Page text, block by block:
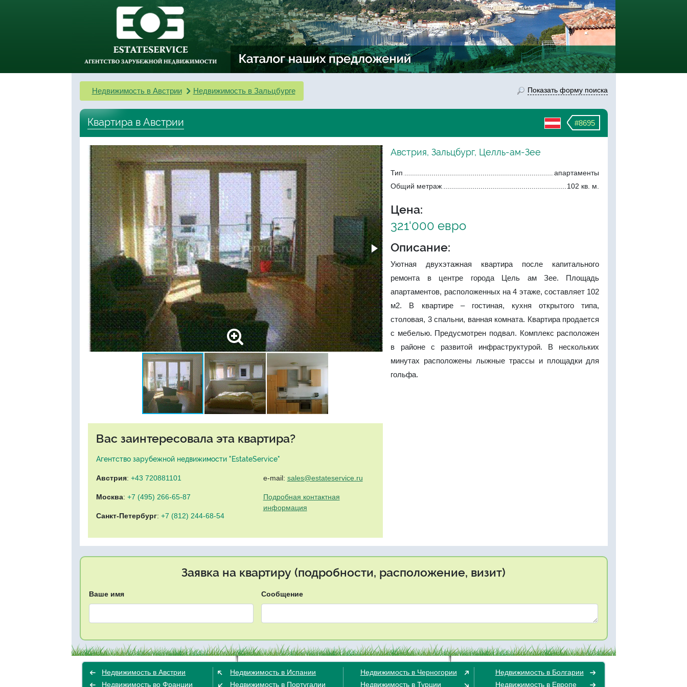
Недвижимость в Австрии Недвижимость в Зальцбурге Показать форму поиска
#8695
Квартира в Австрии
Вас заинтересовала эта квартира?
Агентство зарубежной недвижимости "EstateService"
Австрия: +43 720881101
Москва: +7 (495) 266-65-87
Санкт-Петербург: +7 (812) 244-68-54
e-mail: sales@estateservice.ru
Подробная контактная
информация
Австрия, Зальцбург, Целль-ам-Зее
Тип
апартаменты
Общий метраж
102 кв. м.
Цена:
321'000 евро
Описание:
Уютная двухэтажная квартира после капитального
ремонта в центре города Цель ам Зее. Площадь
апартаментов, расположенных на 4 этаже, составляет 102
м2. В квартире – гостиная, кухня открытого типа,
столовая, 3 спальни, ванная комната. Квартира продается
с мебелью. Предусмотрен подвал. Комплекс расположен
в районе с развитой инфраструктурой. В нескольких
минутах расположены лыжные трассы и площадки для
гольфа.
Заявка на квартиру (подробности, расположение, визит)
Ваше имя Сообщение
Недвижимость в Австрии
Недвижимость во Франции
Недвижимость в Испании
Недвижимость в Португалии
Недвижимость в Черногории
Недвижимость в Турции
Недвижимость в Болгарии
Недвижимость в Европе